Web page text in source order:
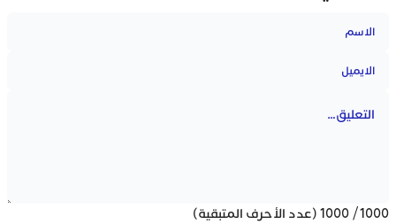
1000
/
1000 (عدد الأحرف المتبقية)